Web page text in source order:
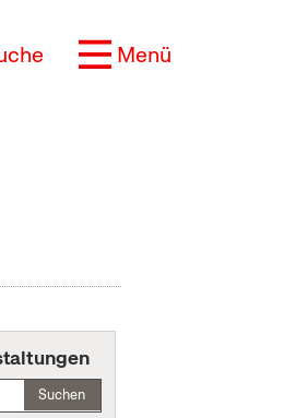
Menü
Suchen